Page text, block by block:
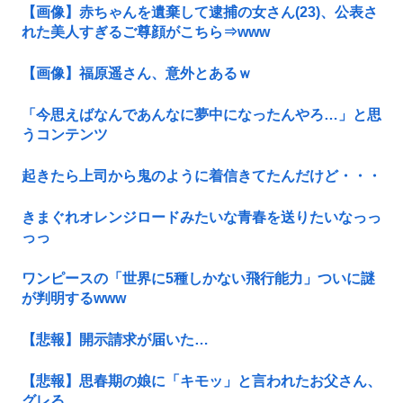
【画像】赤ちゃんを遺棄して逮捕の女さん(23)、公表さ
れた美人すぎるご尊顔がこちら⇒www
【画像】福原遥さん、意外とあるｗ
「今思えばなんであんなに夢中になったんやろ…」と思
うコンテンツ
起きたら上司から鬼のように着信きてたんだけど・・・
きまぐれオレンジロードみたいな青春を送りたいなっっ
っっ
ワンピースの「世界に5種しかない飛行能力」ついに謎
が判明するwww
【悲報】開示請求が届いた…
【悲報】思春期の娘に「キモッ」と言われたお父さん、